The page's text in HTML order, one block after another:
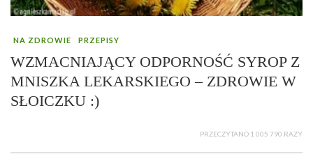
NA ZDROWIE PRZEPISY
WZMACNIAJĄCY ODPORNOŚĆ SYROP Z
MNISZKA LEKARSKIEGO – ZDROWIE W
SŁOICZKU :)
PRZECZYTANO 1 005 790 RAZY